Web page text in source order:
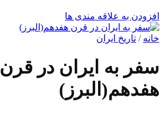
افزودن به علاقه مندی ها
خانه / تاریخ ایران
سفر به ایران در قرن
هفدهم(البرز)